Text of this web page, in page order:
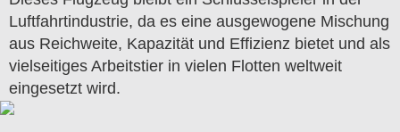
Luftfahrtindustrie, da es eine ausgewogene Mischung
aus Reichweite, Kapazität und Effizienz bietet und als
vielseitiges Arbeitstier in vielen Flotten weltweit
eingesetzt wird.